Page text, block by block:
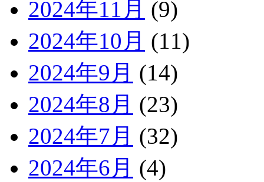
2024年11月 (9)
2024年10月 (11)
2024年9月 (14)
2024年8月 (23)
2024年7月 (32)
2024年6月 (4)